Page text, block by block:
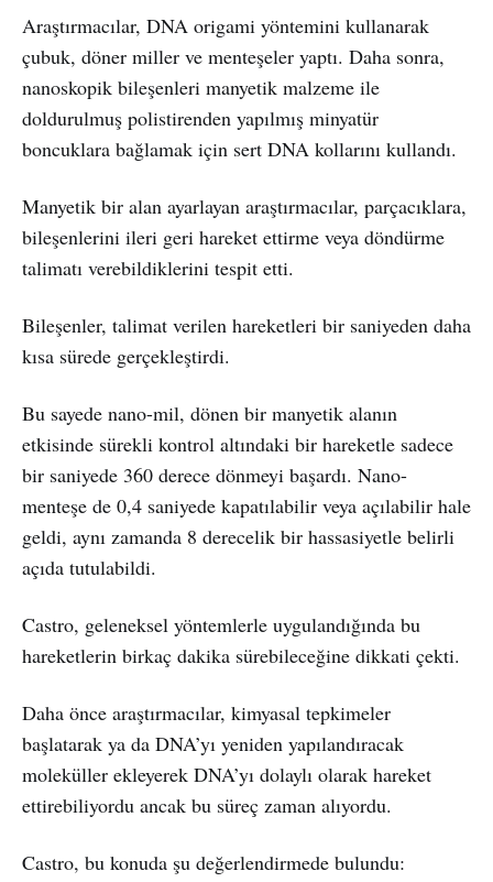
Araştırmacılar, DNA origami yöntemini kullanarak
çubuk, döner miller ve menteşeler yaptı. Daha sonra,
nanoskopik bileşenleri manyetik malzeme ile
doldurulmuş polistirenden yapılmış minyatür
boncuklara bağlamak için sert DNA kollarını kullandı.
Manyetik bir alan ayarlayan araştırmacılar, parçacıklara,
bileşenlerini ileri geri hareket ettirme veya döndürme
talimatı verebildiklerini tespit etti.
Bileşenler, talimat verilen hareketleri bir saniyeden daha
kısa sürede gerçekleştirdi.
Bu sayede nano-mil, dönen bir manyetik alanın
etkisinde sürekli kontrol altındaki bir hareketle sadece
bir saniyede 360 derece dönmeyi başardı. Nano-
menteşe de 0,4 saniyede kapatılabilir veya açılabilir hale
geldi, aynı zamanda 8 derecelik bir hassasiyetle belirli
açıda tutulabildi.
Castro, geleneksel yöntemlerle uygulandığında bu
hareketlerin birkaç dakika sürebileceğine dikkati çekti.
Daha önce araştırmacılar, kimyasal tepkimeler
başlatarak ya da DNA’yı yeniden yapılandıracak
moleküller ekleyerek DNA’yı dolaylı olarak hareket
ettirebiliyordu ancak bu süreç zaman alıyordu.
Castro, bu konuda şu değerlendirmede bulundu: